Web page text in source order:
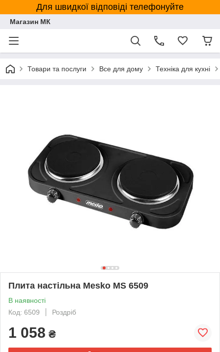
Для швидкої відповіді телефонуйте
Магазин МК
Товари та послуги Все для дому Техніка для кухні
Плита настільна Mesko MS 6509
В наявності
Код: 6509
Роздріб
1 058 ₴